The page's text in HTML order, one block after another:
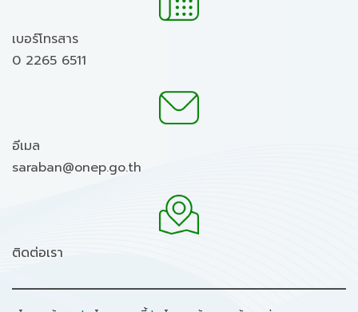
เบอร์โทรสาร
0 2265 6511
อีเมล
saraban@onep.go.th
ติดต่อเรา